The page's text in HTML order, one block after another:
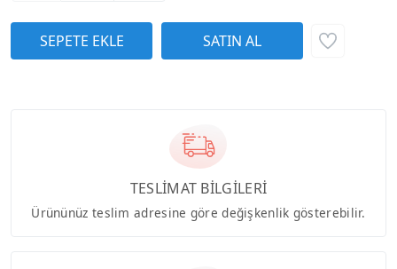
TESLİMAT BİLGİLERİ
Ürününüz teslim adresine göre değişkenlik gösterebilir.